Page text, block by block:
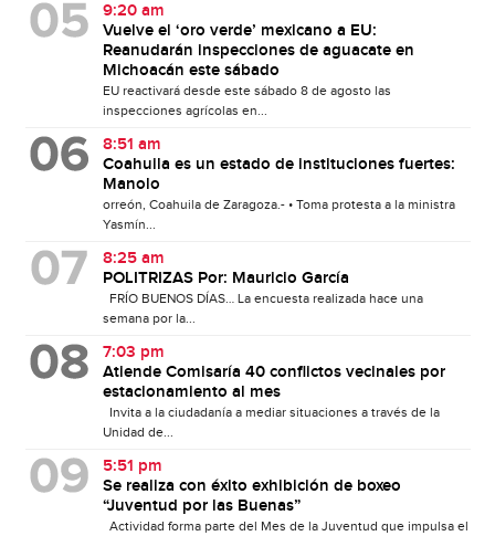
9:20 am
Vuelve el ‘oro verde’ mexicano a EU:
Reanudarán inspecciones de aguacate en
Michoacán este sábado
EU reactivará desde este sábado 8 de agosto las
inspecciones agrícolas en...
8:51 am
Coahuila es un estado de instituciones fuertes:
Manolo
orreón, Coahuila de Zaragoza.- • Toma protesta a la ministra
Yasmín...
8:25 am
POLITRIZAS Por: Mauricio García
FRÍO BUENOS DÍAS… La encuesta realizada hace una
semana por la...
7:03 pm
Atiende Comisaría 40 conflictos vecinales por
estacionamiento al mes
Invita a la ciudadanía a mediar situaciones a través de la
Unidad de...
5:51 pm
Se realiza con éxito exhibición de boxeo
“Juventud por las Buenas”
Actividad forma parte del Mes de la Juventud que impulsa el